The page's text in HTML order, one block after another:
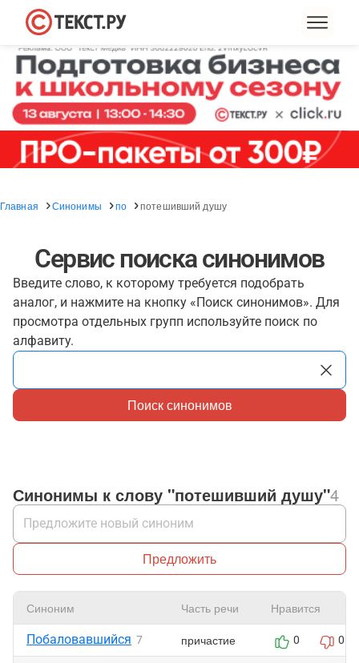
Главная Синонимы по потешивший душу
Сервис поиска синонимов
Введите слово, к которому требуется подобрать
аналог, и нажмите на кнопку «Поиск синонимов». Для
просмотра отдельных групп используйте поиск по
алфавиту.
Поиск синонимов
Синонимы к слову "потешивший душу"4
Предложить
Синоним Часть речи Нравится
Побаловавшийся 7 причастие 0 0